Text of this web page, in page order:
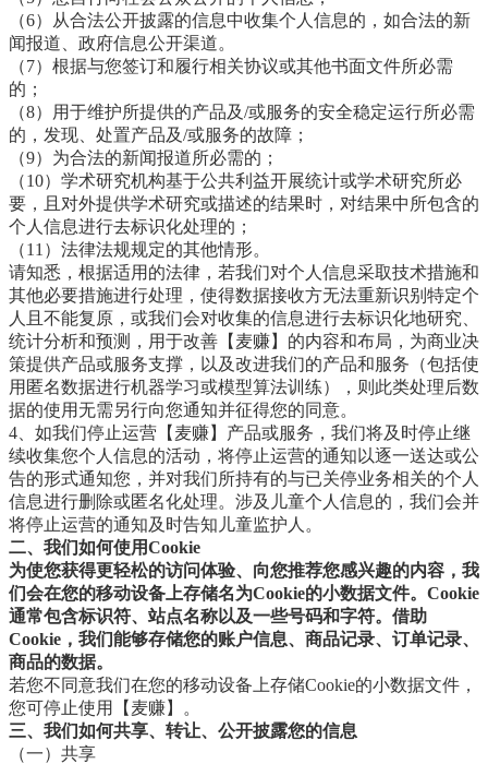
（6）从合法公开披露的信息中收集个人信息的，如合法的新
闻报道、政府信息公开渠道。
（7）根据与您签订和履行相关协议或其他书面文件所必需
的；
（8）用于维护所提供的产品及/或服务的安全稳定运行所必需
的，发现、处置产品及/或服务的故障；
（9）为合法的新闻报道所必需的；
（10）学术研究机构基于公共利益开展统计或学术研究所必
要，且对外提供学术研究或描述的结果时，对结果中所包含的
个人信息进行去标识化处理的；
（11）法律法规规定的其他情形。
请知悉，根据适用的法律，若我们对个人信息采取技术措施和
其他必要措施进行处理，使得数据接收方无法重新识别特定个
人且不能复原，或我们会对收集的信息进行去标识化地研究、
统计分析和预测，用于改善【麦赚】的内容和布局，为商业决
策提供产品或服务支撑，以及改进我们的产品和服务（包括使
用匿名数据进行机器学习或模型算法训练），则此类处理后数
据的使用无需另行向您通知并征得您的同意。
4、如我们停止运营【麦赚】产品或服务，我们将及时停止继
续收集您个人信息的活动，将停止运营的通知以逐一送达或公
告的形式通知您，并对我们所持有的与已关停业务相关的个人
信息进行删除或匿名化处理。涉及儿童个人信息的，我们会并
将停止运营的通知及时告知儿童监护人。
二、我们如何使用Cookie
为使您获得更轻松的访问体验、向您推荐您感兴趣的内容，我
们会在您的移动设备上存储名为Cookie的小数据文件。Cookie
通常包含标识符、站点名称以及一些号码和字符。借助
Cookie，我们能够存储您的账户信息、商品记录、订单记录、
商品的数据。
若您不同意我们在您的移动设备上存储Cookie的小数据文件，
您可停止使用【麦赚】。
三、我们如何共享、转让、公开披露您的信息
（一）共享